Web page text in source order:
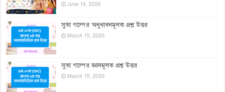
June 14, 2026
সুভা গল্পের অনুধাবনমূলক প্রশ্ন উত্তর
March 15, 2026
সুভা গল্পের জ্ঞানমূলক প্রশ্ন উত্তর
March 15, 2026